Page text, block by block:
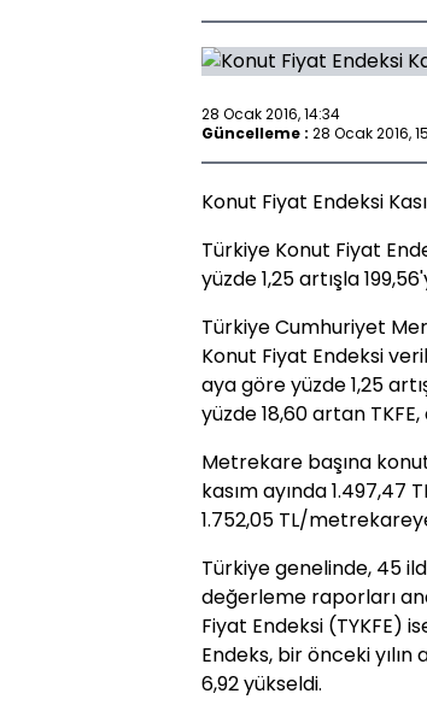
28 Ocak 2016, 14:34
Güncelleme : 28 Ocak 2016,
Konut Fiyat Endeksi
Türkiye Konut Fiyat
yüzde 1,25 artışla
Türkiye Cumhuriyet
Konut Fiyat Endeksi
aya göre yüzde 1,25
yüzde 18,60 artan
Metrekare başına
kasım ayında 1.497,47
1.752,05 TL/
Türkiye genelinde, 45
değerleme raporları
Fiyat Endeksi (TYKFE)
Endeks, bir önceki
6,92 yükseldi.